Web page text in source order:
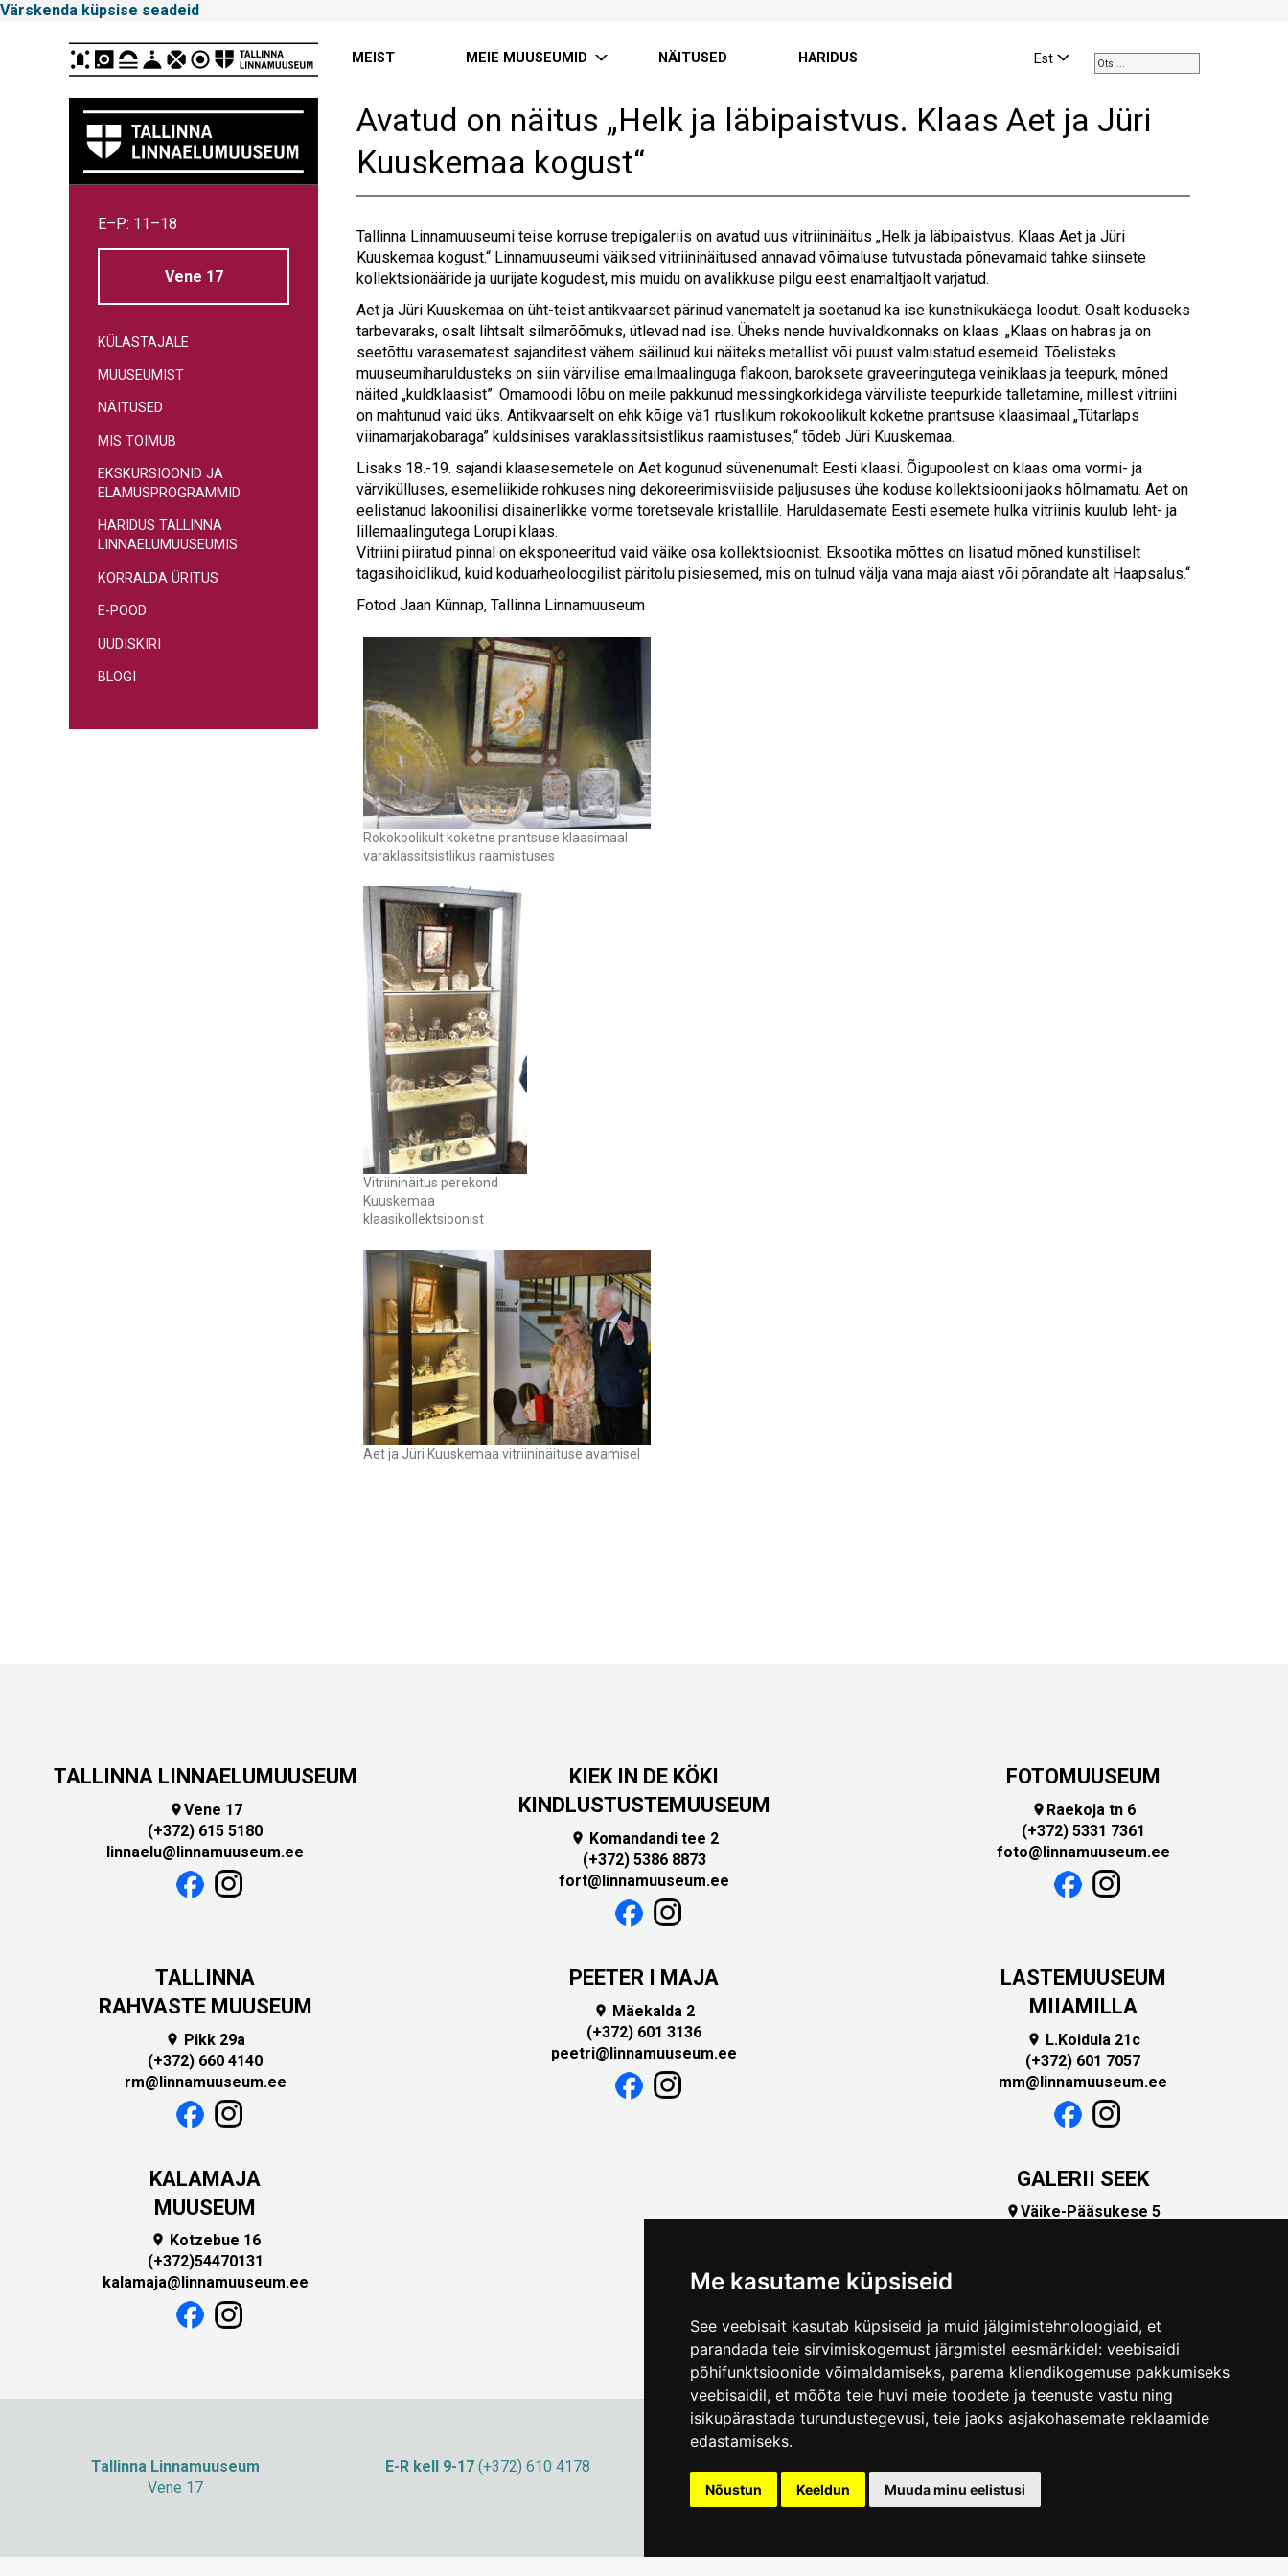
Me kasutame küpsiseid
See veebisait kasutab küpsiseid ja muid jälgimistehnoloogiaid, et
parandada teie sirvimiskogemust järgmistel eesmärkidel: veebisaidi
põhifunktsioonide võimaldamiseks, parema kliendikogemuse pakkumiseks
veebisaidil, et mõõta teie huvi meie toodete ja teenuste vastu ning
isikupärastada turundustegevusi, teie jaoks asjakohasemate reklaamide
edastamiseks.
Nõustun Keeldun Muuda minu eelistusi
Värskenda küpsise seadeid
Linnamuuseum
the
up
a
go
selected
search
can
use
swipe
Est
MEIST MEIE MUUSEUMID NÄITUSED HARIDUS
E–P: 11–18
Vene 17
KÜLASTAJALE
MUUSEUMIST
NÄITUSED
MIS TOIMUB
EKSKURSIOONID JA
ELAMUSPROGRAMMID
HARIDUS TALLINNA
LINNAELUMUUSEUMIS
KORRALDA ÜRITUS
E-POOD
UUDISKIRI
BLOGI
Avatud on näitus „Helk ja läbipaistvus. Klaas Aet ja Jüri
Kuuskemaa kogust“
Tallinna Linnamuuseumi teise korruse trepigaleriis on avatud uus vitriininäitus „Helk ja läbipaistvus. Klaas Aet ja Jüri
Kuuskemaa kogust.“ Linnamuuseumi väiksed vitriininäitused annavad võimaluse tutvustada põnevamaid tahke siinsete
kollektsionääride ja uurijate kogudest, mis muidu on avalikkuse pilgu eest enamaltjaolt varjatud.
Aet ja Jüri Kuuskemaa on üht-teist antikvaarset pärinud vanematelt ja soetanud ka ise kunstnikukäega loodut. Osalt koduseks
tarbevaraks, osalt lihtsalt silmarõõmuks, ütlevad nad ise. Üheks nende huvivaldkonnaks on klaas. „Klaas on habras ja on
seetõttu varasematest sajanditest vähem säilinud kui näiteks metallist või puust valmistatud esemeid. Tõelisteks
muuseumiharuldusteks on siin värvilise emailmaalinguga flakoon, baroksete graveeringutega veiniklaas ja teepurk, mõned
näited „kuldklaasist”. Omamoodi lõbu on meile pakkunud messingkorkidega värviliste teepurkide talletamine, millest vitriini
on mahtunud vaid üks. Antikvaarselt on ehk kõige vä1 rtuslikum rokokoolikult koketne prantsuse klaasimaal „Tütarlaps
viinamarjakobaraga” kuldsinises varaklassitsistlikus raamistuses,“ tõdeb Jüri Kuuskemaa.
Lisaks 18.-19. sajandi klaasesemetele on Aet kogunud süvenenumalt Eesti klaasi. Õigupoolest on klaas oma vormi- ja
värvikülluses, esemeliikide rohkuses ning dekoreerimisviiside paljususes ühe koduse kollektsiooni jaoks hõlmamatu. Aet on
eelistanud lakoonilisi disainerlikke vorme toretsevale kristallile. Haruldasemate Eesti esemete hulka vitriinis kuulub leht- ja
lillemaalingutega Lorupi klaas.
Vitriini piiratud pinnal on eksponeeritud vaid väike osa kollektsioonist. Eksootika mõttes on lisatud mõned kunstiliselt
tagasihoidlikud, kuid koduarheoloogilist päritolu pisiesemed, mis on tulnud välja vana maja aiast või põrandate alt Haapsalus.“
Fotod Jaan Künnap, Tallinna Linnamuuseum
Rokokoolikult koketne prantsuse klaasimaal
varaklassitsistlikus raamistuses
Vitriininäitus perekond
Kuuskemaa
klaasikollektsioonist
Aet ja Jüri Kuuskemaa vitriininäituse avamisel
TALLINNA LINNAELUMUUSEUM
Vene 17
(+372) 615 5180
linnaelu@linnamuuseum.ee
KIEK IN DE KÖKI
KINDLUSTUSTEMUUSEUM
 Komandandi tee 2
(+372) 5386 8873
fort@linnamuuseum.ee
FOTOMUUSEUM
 Raekoja tn 6
(+372) 5331 7361
foto@linnamuuseum.ee
TALLINNA
RAHVASTE MUUSEUM
 Pikk 29a
(+372) 660 4140
rm@linnamuuseum.ee
PEETER I MAJA
 Mäekalda 2
(+372) 601 3136
peetri@linnamuuseum.ee
LASTEMUUSEUM
MIIAMILLA
 L.Koidula 21c
(+372) 601 7057
mm@linnamuuseum.ee
KALAMAJA
MUUSEUM

Kotzebue 16
(+372)54470131
kalamaja@linnamuuseum.ee
GALERII SEEK
Väike-Pääsukese 5
Tallinna Linnamuuseum
Vene 17
E-R kell 9-17 (+372) 610 4178
Küpsisepoliitika